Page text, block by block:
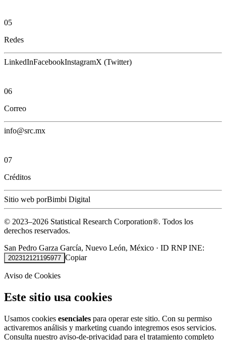
05
Redes
LinkedInFacebookInstagramX (Twitter)
06
Correo
info@src.mx
07
Créditos
Sitio web porBimbi Digital
© 2023–2026 Statistical Research Corporation®. Todos los
derechos reservados.
San Pedro Garza García, Nuevo León, México · ID RNP INE:
202312121195977 Copiar
Aviso de Cookies
Este sitio usa cookies
Usamos cookies esenciales para operar este sitio. Con su permiso
activaremos análisis y marketing cuando integremos esos servicios.
Consulta nuestro aviso-de-privacidad para el tratamiento completo